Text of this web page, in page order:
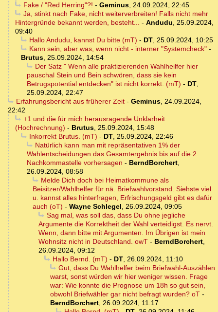
Fake / "Red Herring"?! - Geminus, 24.09.2024, 22:45
Ja, stinkt nach Fake, nicht weiterverbreiten! Falls nicht mehr
Hintergründe bekannt werden, besteht... - Andudu, 25.09.2024,
09:40
Hallo Andudu, kannst Du bitte (mT) - DT, 25.09.2024, 10:25
Kann sein, aber was, wenn nicht - interner "Systemcheck"-
Brutus, 25.09.2024, 14:54
Der Satz " Wenn alle praktizierenden Wahlheilfer hier
pauschal Stein und Bein schwören, dass sie kein
Betrugspotential entdecken" ist nicht korrekt. (mT) - DT,
25.09.2024, 22:47
Erfahrungsbericht aus früherer Zeit- Geminus, 24.09.2024,
22:42
+1 und die für mich herausragende Unklarheit
(Hochrechnung) - Brutus, 25.09.2024, 15:48
Inkorrekt Brutus. (mT) - DT, 25.09.2024, 22:46
Natürlich kann man mit repräsentativen 1% der
Wahlentscheidungen das Gesamtergebnis bis auf die 2.
Nachkommastelle vorhersagen - BerndBorchert,
26.09.2024, 08:58
Melde Dich doch bei Heimatkommune als
Beisitzer/Wahlhelfer für nä. Briefwahlvorstand. Siehste viel
u. kannst alles hinterfragen, Erfrischungsgeld gibt es dafür
auch (oT) - Wayne Schlegel, 26.09.2024, 09:05
Sag mal, was soll das, dass Du ohne jegliche
Argumente die Korrektheit der Wahl verteidigst. Es nervt.
Wenn, dann bitte mit Argumenten. Im Übrigen ist mein
Wohnsitz nicht in Deutschland. owT - BerndBorchert,
26.09.2024, 09:12
Hallo Bernd. (mT) - DT, 26.09.2024, 11:10
Gut, dass Du Wahlhelfer beim Briefwahl-Auszählen
warst, sonst würden wir hier weniger wissen. Frage
war: Wie konnte die Prognose um 18h so gut sein,
obwohl Briefwähler gar nicht befragt wurden? oT -
BerndBorchert, 26.09.2024, 11:17